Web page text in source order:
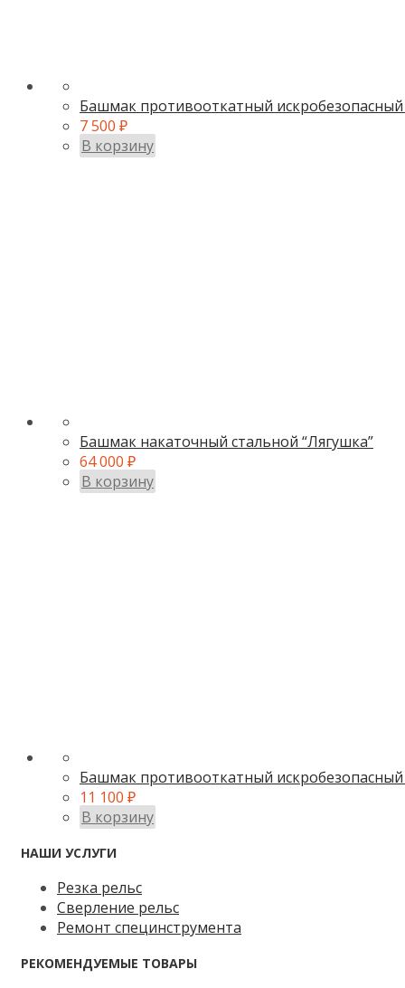
Башмак противооткатный
7 500 ₽
В корзину
Башмак накаточный стальной “Лягушка”
64 000 ₽
В корзину
Башмак противооткатный
11 100 ₽
В корзину
НАШИ УСЛУГИ
Резка рельс
Сверление рельс
Ремонт специнструмента
РЕКОМЕНДУЕМЫЕ ТОВАРЫ